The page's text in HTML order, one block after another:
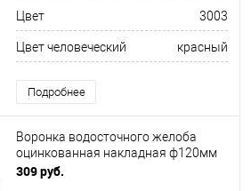
Цвет 3003
Цвет человеческий красный
Подробнее
Воронка водосточного желоба
оцинкованная накладная ф120мм
309 руб.